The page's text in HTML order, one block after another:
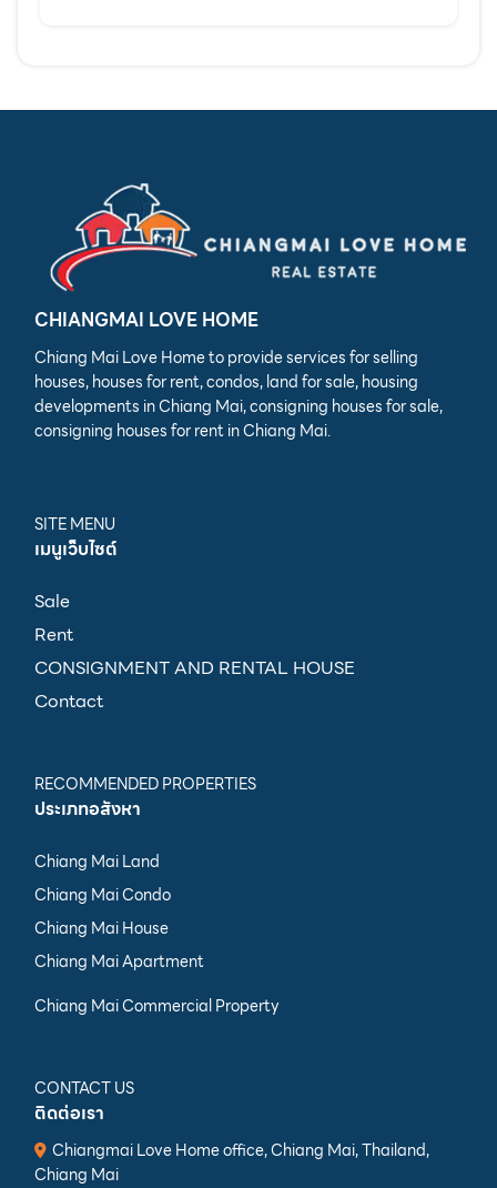
CHIANGMAI LOVE HOME
Chiang Mai Love Home to provide services for selling
houses, houses for rent, condos, land for sale, housing
developments in Chiang Mai, consigning houses for sale,
consigning houses for rent in Chiang Mai.
SITE MENU
เมนูเว็บไซต์
Sale
Rent
CONSIGNMENT AND RENTAL HOUSE
Contact
RECOMMENDED PROPERTIES
ประเภทอสังหา
Chiang Mai Land
Chiang Mai Condo
Chiang Mai House
Chiang Mai Apartment
Chiang Mai Commercial Property
CONTACT US
ติดต่อเรา
Chiangmai Love Home office, Chiang Mai, Thailand,
Chiang Mai